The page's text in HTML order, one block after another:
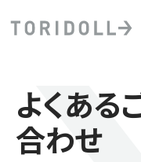
よくある
合わせ